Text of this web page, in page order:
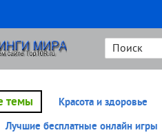
темы
Красота и здоровье
Лучшие бесплатные онлайн игры